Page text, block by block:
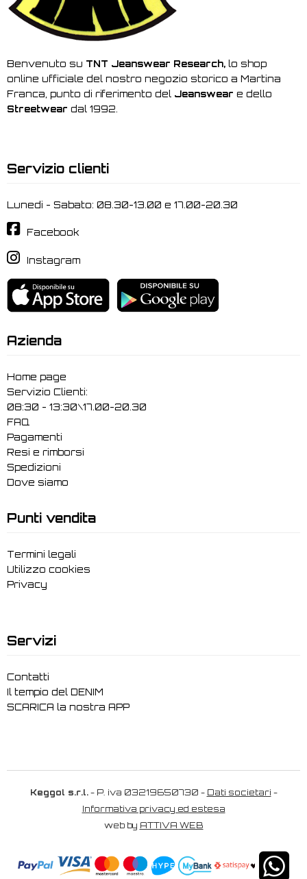
Benvenuto su TNT Jeanswear Research, lo shop
online ufficiale del nostro negozio storico a Martina
Franca, punto di riferimento del Jeanswear e dello
Streetwear dal 1992.
Servizio clienti
Lunedi - Sabato: 08.30-13.00 e 17.00-20.30
Facebook
Instagram
Azienda
Home page
Servizio Clienti:
08:30 - 13:30\17.00-20.30
FAQ
Pagamenti
Resi e rimborsi
Spedizioni
Dove siamo
Punti vendita
Termini legali
Utilizzo cookies
Privacy
Servizi
Contatti
Il tempio del DENIM
SCARICA la nostra APP
Keggol s.r.l.- P. iva 03219650730 - Dati societari -
Informativa privacy ed estesa
web by ATTIVA WEB